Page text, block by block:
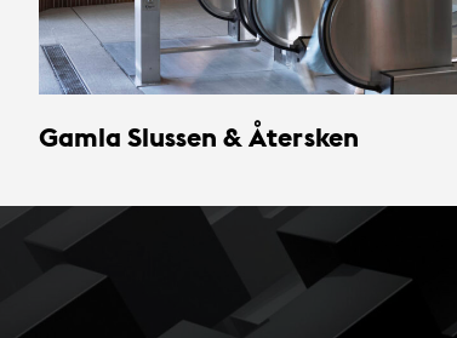
Gamla Slussen & Återsken